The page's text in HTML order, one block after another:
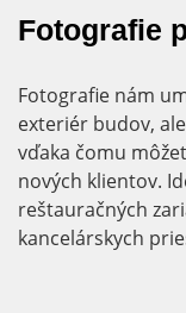
Fotografie
Fotografie nám
exteriér budov,
vďaka čomu
nových klientov.
reštauračných
kancelárskych